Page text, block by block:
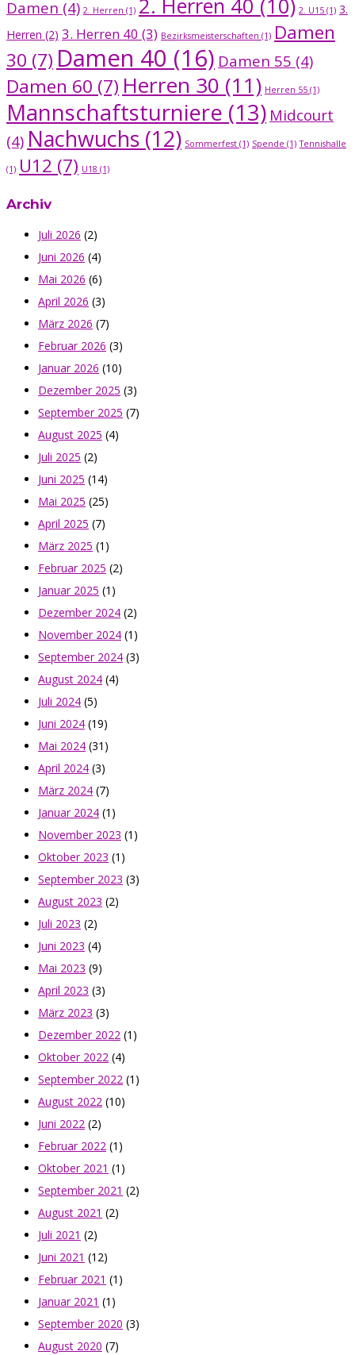
Damen (4) 2. Herren (1) 2. Herren 40 (10) 2. U15 (1) 3.
Herren (2) 3. Herren 40 (3) Bezirksmeisterschaften (1) Damen
30 (7) Damen 40 (16) Damen 55 (4)
Damen 60 (7) Herren 30 (11) Herren 55 (1)
Mannschaftsturniere (13) Midcourt
(4) Nachwuchs (12) Sommerfest (1) Spende (1) Tennishalle
(1) U12 (7) U18 (1)
Archiv
Juli 2026 (2)
Juni 2026 (4)
Mai 2026 (6)
April 2026 (3)
März 2026 (7)
Februar 2026 (3)
Januar 2026 (10)
Dezember 2025 (3)
September 2025 (7)
August 2025 (4)
Juli 2025 (2)
Juni 2025 (14)
Mai 2025 (25)
April 2025 (7)
März 2025 (1)
Februar 2025 (2)
Januar 2025 (1)
Dezember 2024 (2)
November 2024 (1)
September 2024 (3)
August 2024 (4)
Juli 2024 (5)
Juni 2024 (19)
Mai 2024 (31)
April 2024 (3)
März 2024 (7)
Januar 2024 (1)
November 2023 (1)
Oktober 2023 (1)
September 2023 (3)
August 2023 (2)
Juli 2023 (2)
Juni 2023 (4)
Mai 2023 (9)
April 2023 (3)
März 2023 (3)
Dezember 2022 (1)
Oktober 2022 (4)
September 2022 (1)
August 2022 (10)
Juni 2022 (2)
Februar 2022 (1)
Oktober 2021 (1)
September 2021 (2)
August 2021 (2)
Juli 2021 (2)
Juni 2021 (12)
Februar 2021 (1)
Januar 2021 (1)
September 2020 (3)
August 2020 (7)